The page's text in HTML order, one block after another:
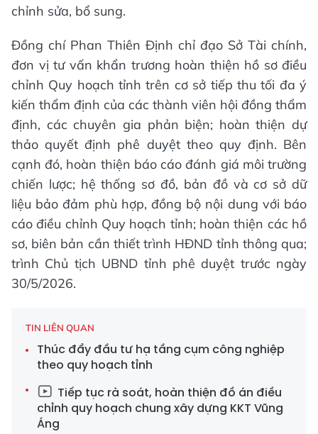
chỉnh sửa, bổ sung.
Đồng chí Phan Thiên Định chỉ đạo Sở Tài chính,
đơn vị tư vấn khẩn trương hoàn thiện hồ sơ điều
chỉnh Quy hoạch tỉnh trên cơ sở tiếp thu tối đa ý
kiến thẩm định của các thành viên hội đồng thẩm
định, các chuyên gia phản biện; hoàn thiện dự
thảo quyết định phê duyệt theo quy định. Bên
cạnh đó, hoàn thiện báo cáo đánh giá môi trường
chiến lược; hệ thống sơ đồ, bản đồ và cơ sở dữ
liệu bảo đảm phù hợp, đồng bộ nội dung với báo
cáo điều chỉnh Quy hoạch tỉnh; hoàn thiện các hồ
sơ, biên bản cần thiết trình HĐND tỉnh thông qua;
trình Chủ tịch UBND tỉnh phê duyệt trước ngày
30/5/2026.
TIN LIÊN QUAN
Thúc đẩy đầu tư hạ tầng cụm công nghiệp
theo quy hoạch tỉnh
Tiếp tục rà soát, hoàn thiện đồ án điều
chỉnh quy hoạch chung xây dựng KKT Vũng
Áng